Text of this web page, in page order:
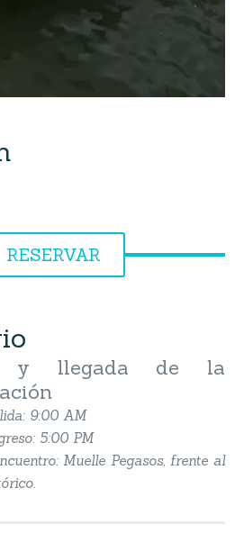
RESERVAR
y llegada de la
9:00 AM
5:00 PM
Muelle Pegasos, frente al